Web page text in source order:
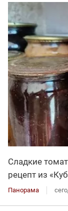
Сладкие
рецепт из
Панорама